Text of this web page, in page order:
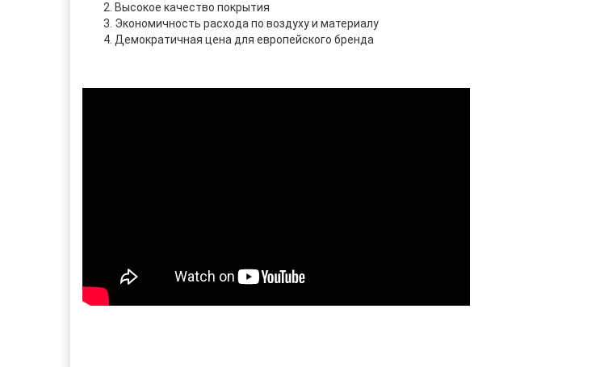
Высокое качество покрытия
Экономичность расхода по воздуху и материалу
Демократичная цена для европейского бренда